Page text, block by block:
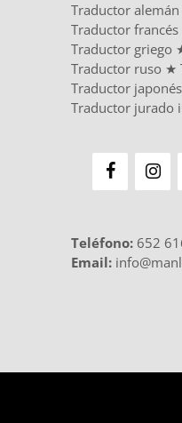
Traductor alemán
Traductor francés
Traductor griego
Traductor ruso ★
Traductor japonés
Traductor jurado
Teléfono: 652
Email: